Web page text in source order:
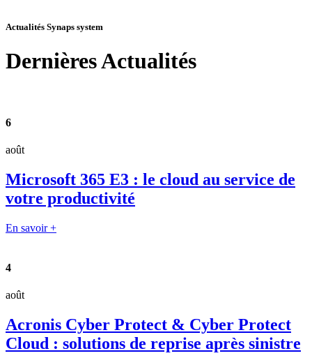
Actualités Synaps system
DernièresActualités
6
août
Microsoft 365 E3 : le cloud au service de
votre productivité
En savoir +
4
août
Acronis Cyber Protect & Cyber Protect
Cloud : solutions de reprise après sinistre